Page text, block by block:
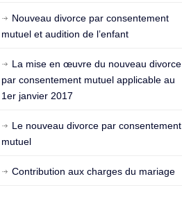
Nouveau divorce par consentement
mutuel et audition de l’enfant
La mise en œuvre du nouveau divorce
par consentement mutuel applicable au
1er janvier 2017
Le nouveau divorce par consentement
mutuel
Contribution aux charges du mariage